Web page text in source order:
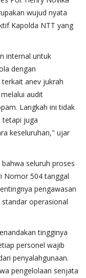
wujud nyata
Kapolda NTT yang
internal untuk
dengan
anev jukrah
audit
Langkah ini tidak
tetapi juga
keseluruhan," ujar
seluruh proses
Nomor 504 tanggal
pengawasan
operasional
tingginya
personel wajib
penyalahgunaan.
pengelolaan senjata